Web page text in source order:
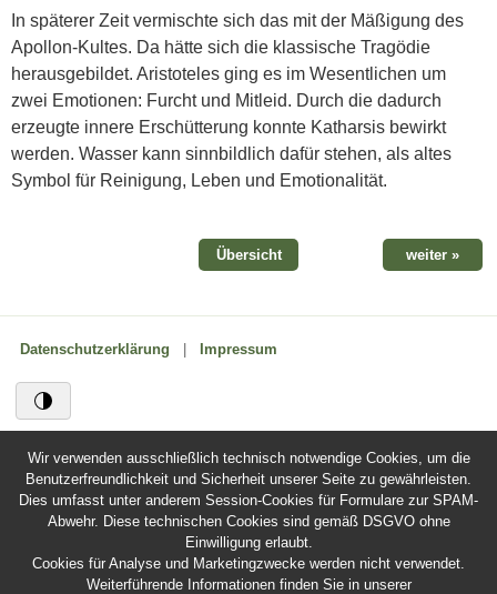
In späterer Zeit vermischte sich das mit der Mäßigung des
Apollon-Kultes. Da hätte sich die klassische Tragödie
herausgebildet. Aristoteles ging es im Wesentlichen um
zwei Emotionen: Furcht und Mitleid. Durch die dadurch
erzeugte innere Erschütterung konnte Katharsis bewirkt
werden. Wasser kann sinnbildlich dafür stehen, als altes
Symbol für Reinigung, Leben und Emotionalität.
weiter »
Übersicht
Datenschutzerklärung Impressum
Wir verwenden ausschließlich technisch notwendige Cookies, um die
Benutzerfreundlichkeit und Sicherheit unserer Seite zu gewährleisten.
Dies umfasst unter anderem Session-Cookies für Formulare zur SPAM-
Abwehr. Diese technischen Cookies sind gemäß DSGVO ohne
Einwilligung erlaubt.
Cookies für Analyse und Marketingzwecke werden nicht verwendet.
Weiterführende Informationen finden Sie in unserer